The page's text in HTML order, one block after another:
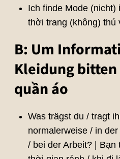
Ich finde Mode (nicht)
thời trang (không) thú
B: Um
Kleidung
quần áo
Was trägst du / tragt
normalerweise / in
/ bei der Arbeit? |